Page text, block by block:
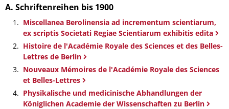
A. Schriftenreihen bis 1900
Miscellanea Berolinensia ad incrementum scientiarum,
ex scriptis Societati Regiae Scientiarum exhibitis edita
Histoire de l'Académie Royale des Sciences et des Belles-
Lettres de Berlin
Nouveaux Mémoires de l'Académie Royale des Sciences
et Belles-Lettres
Physikalische und medicinische Abhandlungen der
Königlichen Academie der Wissenschaften zu Berlin